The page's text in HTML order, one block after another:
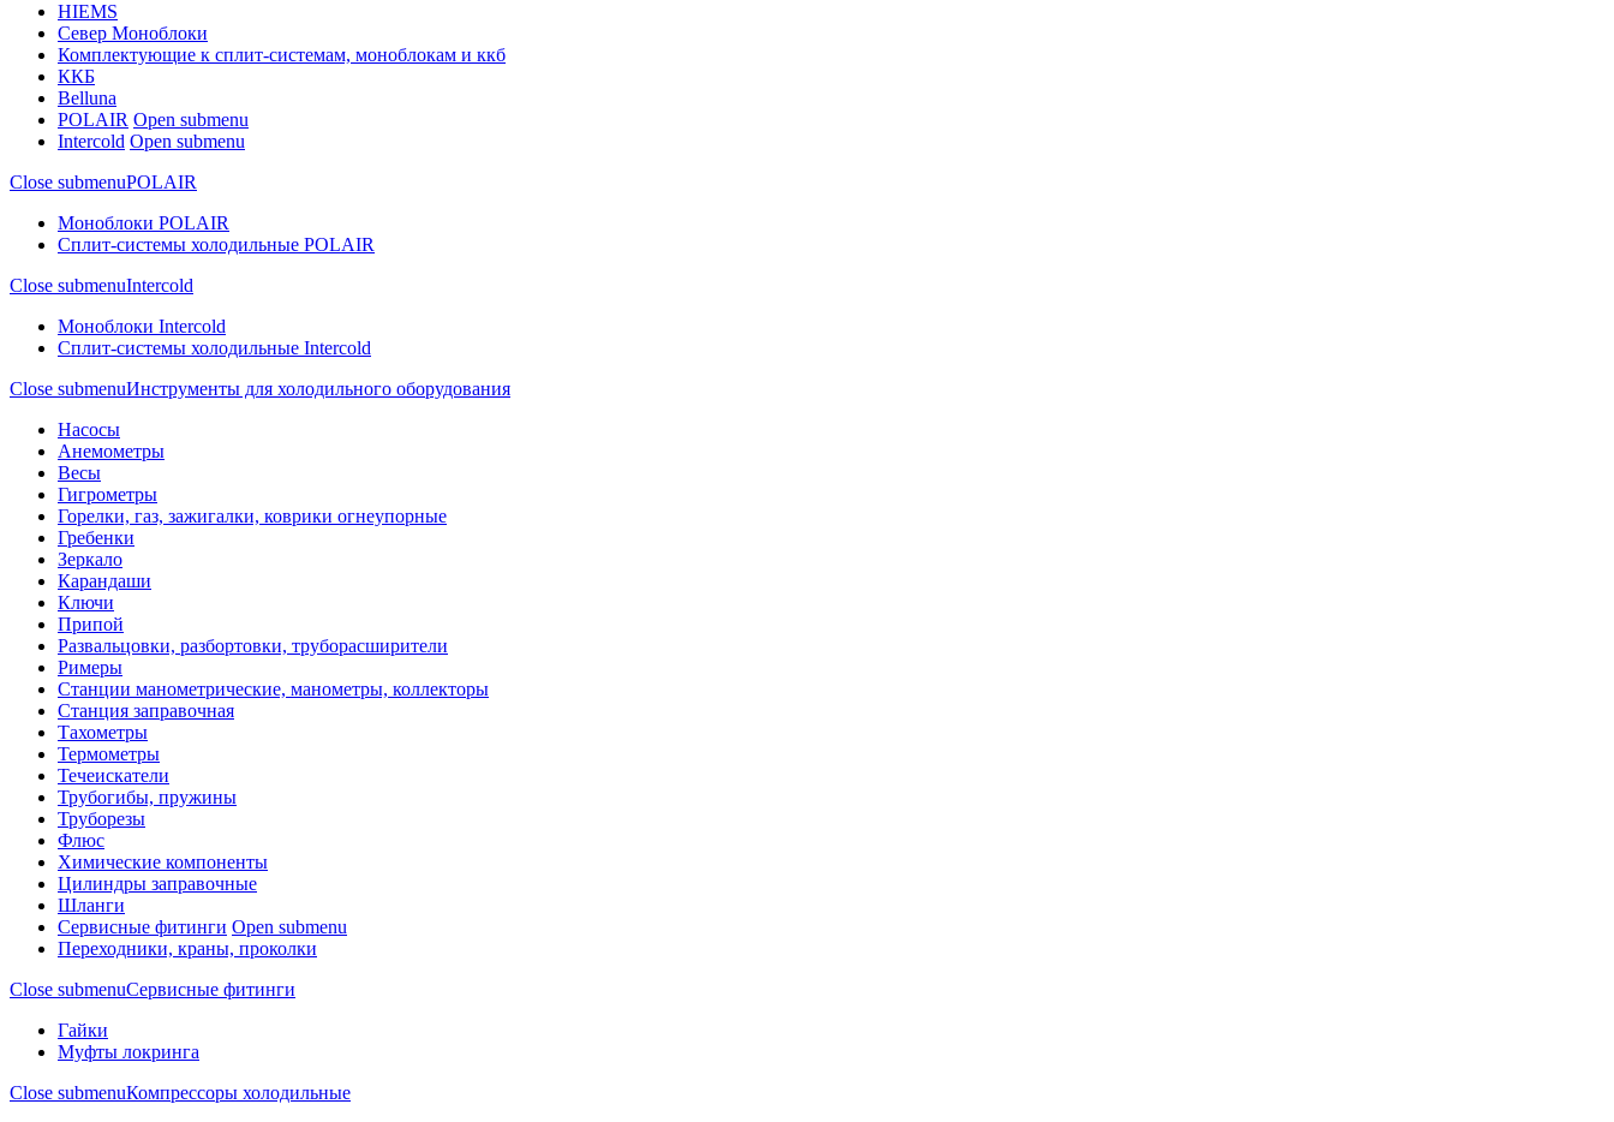
HIEMS
Север Моноблоки
Комплектующие к сплит-системам, моноблокам и ккб
ККБ
Belluna
POLAIR Open submenu
Intercold Open submenu
Close submenuPOLAIR
Моноблоки POLAIR
Сплит-системы холодильные POLAIR
Close submenuIntercold
Моноблоки Intercold
Сплит-системы холодильные Intercold
Close submenuИнструменты для холодильного оборудования
Насосы
Анемометры
Весы
Гигрометры
Горелки, газ, зажигалки, коврики огнеупорные
Гребенки
Зеркало
Карандаши
Ключи
Припой
Развальцовки, разбортовки, труборасширители
Римеры
Станции манометрические, манометры, коллекторы
Станция заправочная
Тахометры
Термометры
Течеискатели
Трубогибы, пружины
Труборезы
Флюс
Химические компоненты
Цилиндры заправочные
Шланги
Сервисные фитинги Open submenu
Переходники, краны, проколки
Close submenuСервисные фитинги
Гайки
Муфты локринга
Close submenuКомпрессоры холодильные